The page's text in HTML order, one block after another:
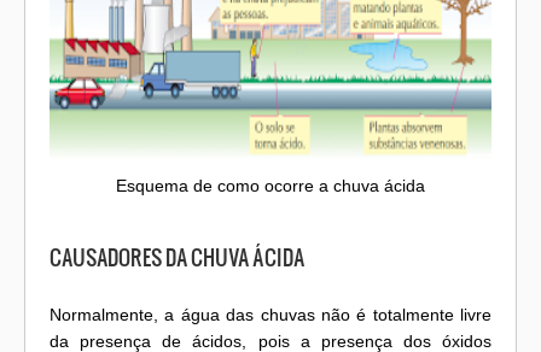
Esquema de como ocorre a chuva ácida
CAUSADORES DA CHUVA ÁCIDA
Normalmente, a água das chuvas não é totalmente livre
da presença de ácidos, pois a presença dos óxidos